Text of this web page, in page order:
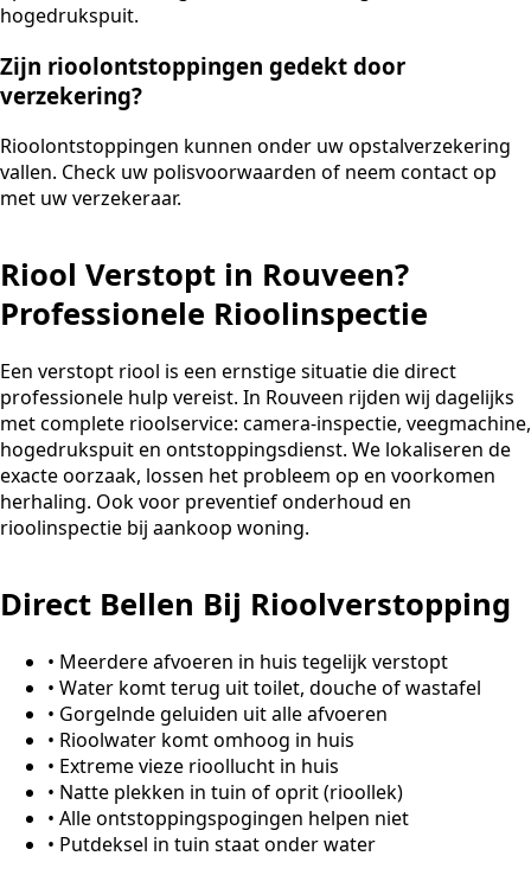
hogedrukspuit.
Zijn rioolontstoppingen gedekt door
verzekering?
Rioolontstoppingen kunnen onder uw opstalverzekering
vallen. Check uw polisvoorwaarden of neem contact op
met uw verzekeraar.
Riool Verstopt in Rouveen?
Professionele Rioolinspectie
Een verstopt riool is een ernstige situatie die direct
professionele hulp vereist. In Rouveen rijden wij dagelijks
met complete rioolservice: camera-inspectie, veegmachine,
hogedrukspuit en ontstoppingsdienst. We lokaliseren de
exacte oorzaak, lossen het probleem op en voorkomen
herhaling. Ook voor preventief onderhoud en
rioolinspectie bij aankoop woning.
Direct Bellen Bij Rioolverstopping
• Meerdere afvoeren in huis tegelijk verstopt
• Water komt terug uit toilet, douche of wastafel
• Gorgelnde geluiden uit alle afvoeren
• Rioolwater komt omhoog in huis
• Extreme vieze rioollucht in huis
• Natte plekken in tuin of oprit (rioollek)
• Alle ontstoppingspogingen helpen niet
• Putdeksel in tuin staat onder water